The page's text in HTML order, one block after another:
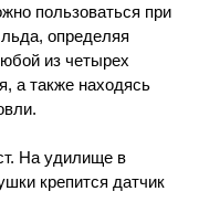
пользоваться при
определяя
из четырех
а также находясь
На удилище в
крепится датчик